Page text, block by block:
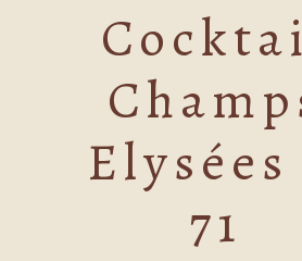
Elysées
71